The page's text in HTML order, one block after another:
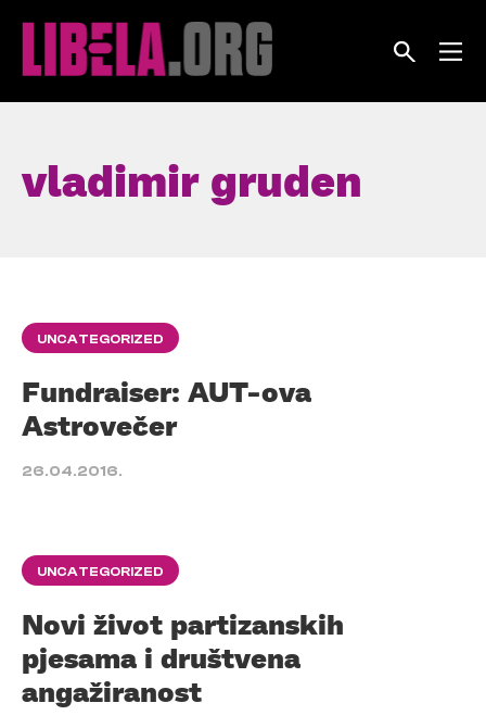
vladimir gruden
UNCATEGORIZED
Fundraiser: AUT-ova
Astrovečer
26.04.2016.
UNCATEGORIZED
Novi život partizanskih
pjesama i društvena
angažiranost